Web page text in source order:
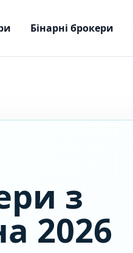
Бінарні брокери
з
2026